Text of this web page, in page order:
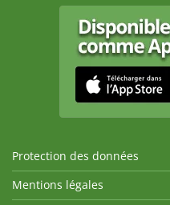
Protection des données
Mentions légales